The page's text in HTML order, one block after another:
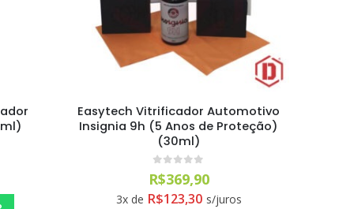
Easytech Vitrificador Automotivo
Insignia 9h (5 Anos de Proteção)
(30ml)
out of 5
R$369,90
3x de R$123,30 s/juros